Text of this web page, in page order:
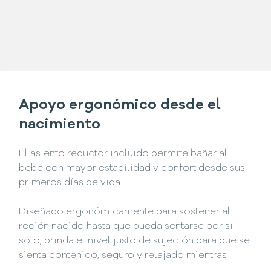
Apoyo ergonómico desde el
nacimiento
El asiento reductor incluido permite bañar al
bebé con mayor estabilidad y confort desde sus
primeros días de vida.
Diseñado ergonómicamente para sostener al
recién nacido hasta que pueda sentarse por sí
solo, brinda el nivel justo de sujeción para que se
sienta contenido, seguro y relajado mientras